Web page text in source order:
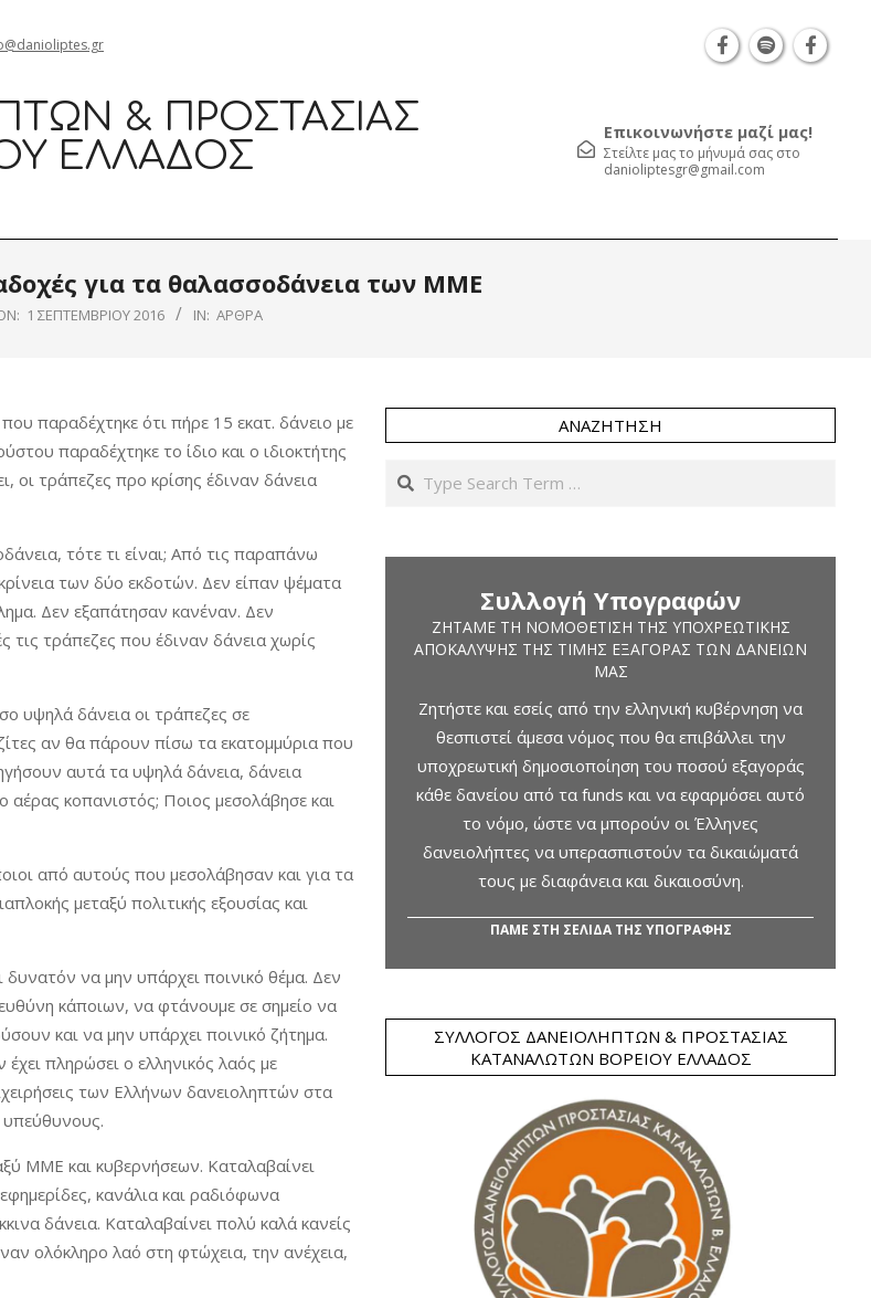
& ΠΡΟΣΤΑΣΊΑΣ
ΕΛΛΆΔΟΣ
Επικοινωνήστε μαζί μας!
Στείλτε μας το μήνυμά σας στο
danioliptesgr@gmail.com
για τα θαλασσοδάνεια των ΜΜΕ
1 ΣΕΠΤΕΜΒΡΊΟΥ 2016 IN: ΆΡΘΡΑ
παραδέχτηκε ότι πήρε 15 εκατ. δάνειο με
παραδέχτηκε το ίδιο και ο ιδιοκτήτης
οι τράπεζες προ κρίσης έδιναν δάνεια
τότε τι είναι; Από τις παραπάνω
των δύο εκδοτών. Δεν είπαν ψέματα
Δεν εξαπάτησαν κανέναν. Δεν
τράπεζες που έδιναν δάνεια χωρίς
υψηλά δάνεια οι τράπεζες σε
αν θα πάρουν πίσω τα εκατομμύρια που
αυτά τα υψηλά δάνεια, δάνεια
κοπανιστός; Ποιος μεσολάβησε και
από αυτούς που μεσολάβησαν και για τα
μεταξύ πολιτικής εξουσίας και
δυνατόν να μην υπάρχει ποινικό θέμα. Δεν
κάποιων, να φτάνουμε σε σημείο να
και να μην υπάρχει ποινικό ζήτημα.
πληρώσει ο ελληνικός λαός με
των Ελλήνων δανειοληπτών στα
υπεύθυνους.
ΜΜΕ και κυβερνήσεων. Καταλαβαίνει
κανάλια και ραδιόφωνα
δάνεια. Καταλαβαίνει πολύ καλά κανείς
ολόκληρο λαό στη φτώχεια, την ανέχεια,
ΑΝΑΖΉΤΗΣΗ
Search
Συλλογή Υπογραφών
ΖΗΤΆΜΕ ΤΗ ΝΟΜΟΘΈΤΙΣΗ ΤΗΣ ΥΠΟΧΡΕΩΤΙΚΉΣ
ΑΠΟΚΆΛΥΨΗΣ ΤΗΣ ΤΙΜΉΣ ΕΞΑΓΟΡΆΣ ΤΩΝ ΔΑΝΕΊΩΝ
ΜΑΣ
Ζητήστε και εσείς από την ελληνική κυβέρνηση να
θεσπιστεί άμεσα νόμος που θα επιβάλλει την
υποχρεωτική δημοσιοποίηση του ποσού εξαγοράς
κάθε δανείου από τα funds και να εφαρμόσει αυτό
το νόμο, ώστε να μπορούν οι Έλληνες
δανειολήπτες να υπερασπιστούν τα δικαιώματά
τους με διαφάνεια και δικαιοσύνη.
ΠΑΜΕ ΣΤΗ ΣΕΛΙΔΑ ΤΗΣ ΥΠΟΓΡΑΦΗΣ
ΣΎΛΛΟΓΟΣ ΔΑΝΕΙΟΛΗΠΤΏΝ & ΠΡΟΣΤΑΣΊΑΣ
ΚΑΤΑΝΑΛΩΤΏΝ ΒΟΡΕΊΟΥ ΕΛΛΆΔΟΣ